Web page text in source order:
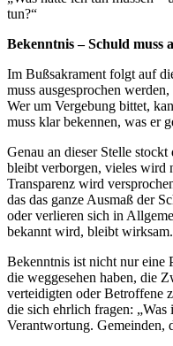
tun?“
Bekenntnis – Schuld muss
Im Bußsakrament folgt auf
muss ausgesprochen
Wer um Vergebung bittet,
muss klar bekennen, was er
Genau an dieser Stelle
bleibt verborgen, vieles wird
Transparenz wird
das das ganze Ausmaß der
oder verlieren sich in
bekannt wird, bleibt wirksam.
Bekenntnis ist nicht nur eine
die weggesehen haben, die
verteidigten oder Betroffene
die sich ehrlich fragen: „Was
Verantwortung. Gemeinden,